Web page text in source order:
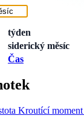
týden
siderický měsíc
Čas
Kroutící moment